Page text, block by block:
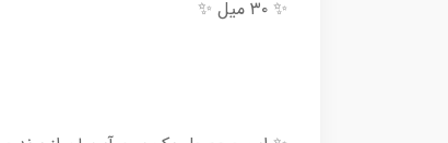
✨ ۳۰ میل ✨